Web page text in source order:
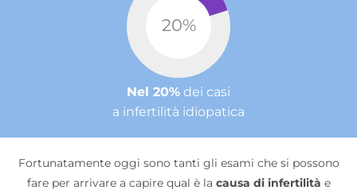
20%
Nel 20% dei casi
a infertilità idiopatica
Fortunatamente oggi sono tanti gli esami che si possono
fare per arrivare a capire qual è la causa di infertilità e